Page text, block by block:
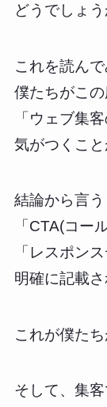
どうでしょう
これを読んで
僕たちがこの
「ウェブ集
気がつくこ
結論から言う
「CTA(コー
「レスポン
明確に記載さ
これが僕た
そして、集客